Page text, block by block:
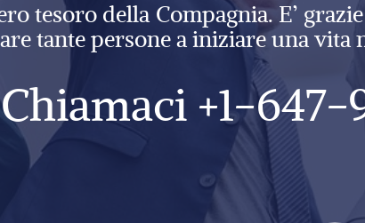
tesoro della Compagnia. E’
tante persone a iniziare una vita
Chiamaci +1-